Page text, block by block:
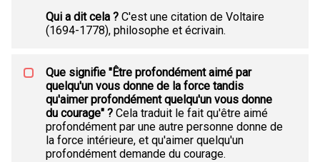
Qui a dit cela ? C'est une citation de Voltaire
(1694-1778), philosophe et écrivain.
Que signifie "Être profondément aimé par
quelqu'un vous donne de la force tandis
qu'aimer profondément quelqu'un vous donne
du courage" ? Cela traduit le fait qu'être aimé
profondément par une autre personne donne de
la force intérieure, et qu'aimer quelqu'un
profondément demande du courage.